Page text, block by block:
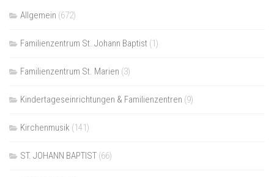
Allgemein (672)
Familienzentrum St. Johann Baptist (1)
Familienzentrum St. Marien (3)
Kindertageseinrichtungen & Familienzentren (9)
Kirchenmusik (141)
ST. JOHANN BAPTIST (66)